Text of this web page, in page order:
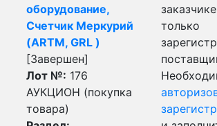
оборудование,
Счетчик Меркурий
(ARTM, GRL )
[Завершен]
Лот №: 176
АУКЦИОН (покупка
товара)
только